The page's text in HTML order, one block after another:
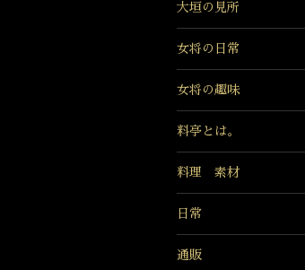
大垣の見所
女将の日常
女将の趣味
料亭とは。
料理 素材
日常
通販